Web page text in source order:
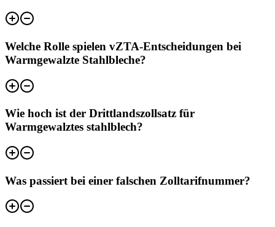
Welche Rolle spielen vZTA-Entscheidungen bei
Warmgewalzte Stahlbleche?
Wie hoch ist der Drittlandszollsatz für
Warmgewalztes stahlblech?
Was passiert bei einer falschen Zolltarifnummer?